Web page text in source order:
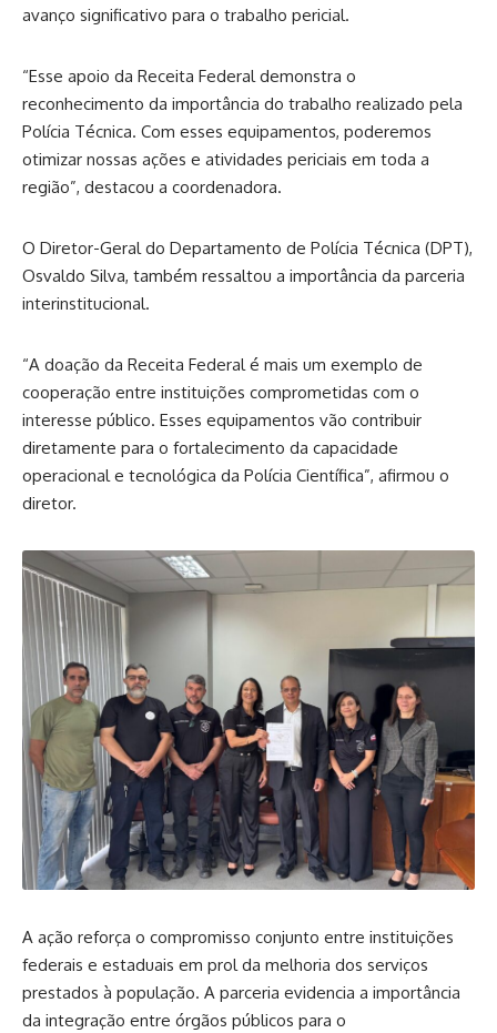
avanço significativo para o trabalho pericial.
“Esse apoio da Receita Federal demonstra o
reconhecimento da importância do trabalho realizado pela
Polícia Técnica. Com esses equipamentos, poderemos
otimizar nossas ações e atividades periciais em toda a
região”, destacou a coordenadora.
O Diretor-Geral do Departamento de Polícia Técnica (DPT),
Osvaldo Silva, também ressaltou a importância da parceria
interinstitucional.
“A doação da Receita Federal é mais um exemplo de
cooperação entre instituições comprometidas com o
interesse público. Esses equipamentos vão contribuir
diretamente para o fortalecimento da capacidade
operacional e tecnológica da Polícia Científica”, afirmou o
diretor.
A ação reforça o compromisso conjunto entre instituições
federais e estaduais em prol da melhoria dos serviços
prestados à população. A parceria evidencia a importância
da integração entre órgãos públicos para o